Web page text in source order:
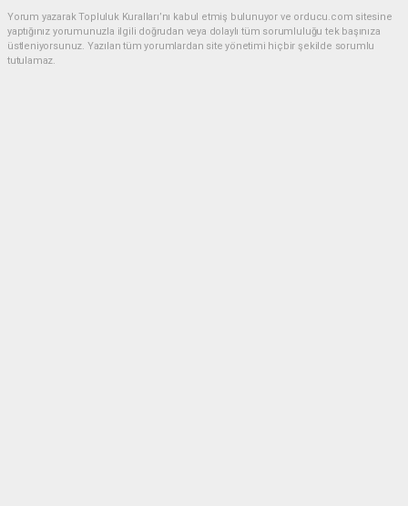
Yorum yazarak Topluluk Kuralları’nı kabul etmiş bulunuyor ve orducu.com sitesine
yaptığınız yorumunuzla ilgili doğrudan veya dolaylı tüm sorumluluğu tek başınıza
üstleniyorsunuz. Yazılan tüm yorumlardan site yönetimi hiçbir şekilde sorumlu
tutulamaz.